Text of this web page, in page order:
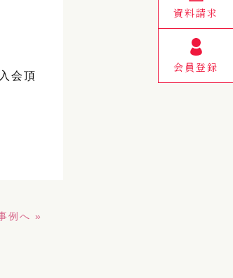
会頂
例へ »
資料請求
会員登録